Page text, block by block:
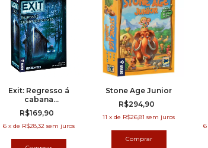
Exit: Regresso á
cabana
abandonada
R$169,90
6 x de R$28,32 sem juros
Stone Age Junior
R$294,90
11 x de R$26,81 sem juros
6